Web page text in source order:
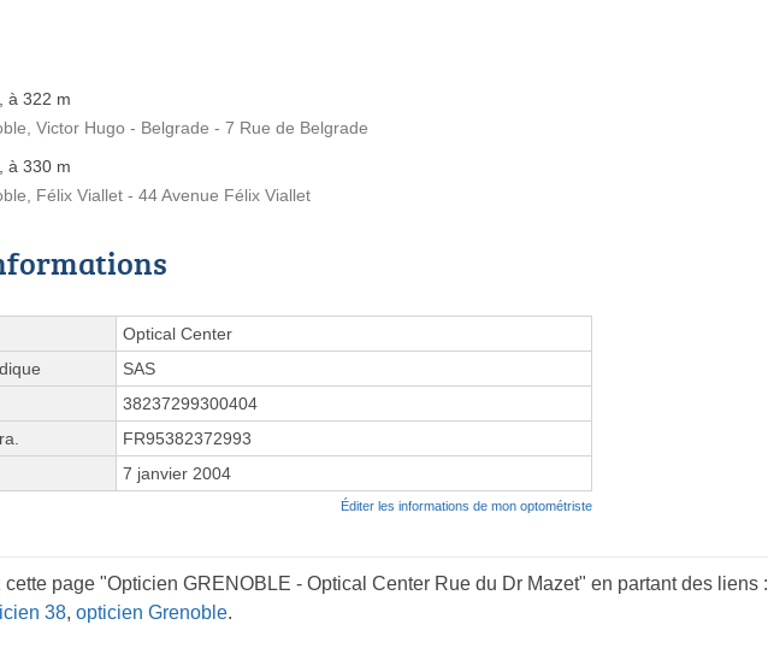
à 322 m
Victor Hugo - Belgrade - 7 Rue de Belgrade
à 330 m
Félix Viallet - 44 Avenue Félix Viallet
Optical Center
SAS
38237299300404
FR95382372993
7 janvier 2004
Éditer les informations de mon optométriste
cette page "Opticien GRENOBLE - Optical Center Rue du Dr Mazet" en partant des liens :
38, opticien Grenoble.